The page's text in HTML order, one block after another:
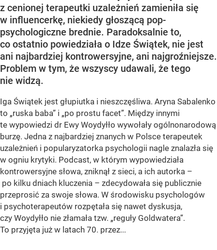
z cenionej terapeutki uzależnień zamieniła się
w influencerkę, niekiedy głoszącą pop-
psychologiczne brednie. Paradoksalnie to,
co ostatnio powiedziała o Idze Świątek, nie jest
ani najbardziej kontrowersyjne, ani najgroźniejsze.
Problem w tym, że wszyscy udawali, że tego
nie widzą.
Iga Świątek jest głupiutka i nieszczęśliwa. Aryna Sabalenko
to „ruska baba” i „po prostu facet”. Między innymi
te wypowiedzi dr Ewy Woydyłło wywołały ogólnonarodową
burzę. Jedna z najbardziej znanych w Polsce terapeutek
uzależnień i popularyzatorka psychologii nagle znalazła się
w ogniu krytyki. Podcast, w którym wypowiedziała
kontrowersyjne słowa, zniknął z sieci, a ich autorka –
po kilku dniach kluczenia – zdecydowała się publicznie
przeprosić za swoje słowa. W środowisku psychologów
i psychoterapeutów rozpętała się nawet dyskusja,
czy Woydyłło nie złamała tzw. „reguły Goldwatera”.
To przyjęta już w latach 70. przez...